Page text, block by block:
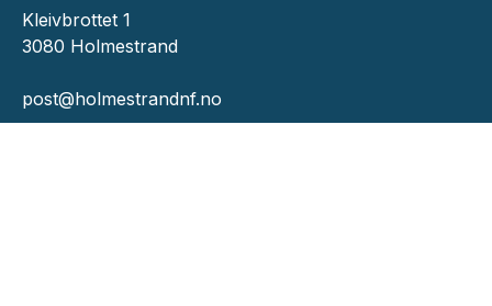
Kleivbrottet 1
3080 Holmestrand
post@holmestrandnf.no